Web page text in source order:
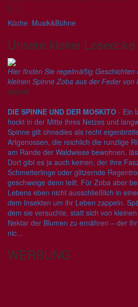
[…]
Küche, Musik&Bühne
Unsere kleine Leseecke
Hier finden Sie regelmäßig
kleinen Spinne Zoba aus der Feder von
aktuell:
DIE SPINNE UND DER MOSKITO - Ein
hockt in der Mitte ihres Netzes und
Spinne gilt ohnedies als recht
Artgenossen, die reichlich die runzlige
am Rande der Waldwiese bewohnen,
Dort gibt es ja auch keinen, der ihre
Schmetterlinge oder glitzernde
geschweige denn teilt. Für Zoba aber
Lebens eben nicht ausschließlich in
dem Insekten um ihr Leben zappeln.
dem sie versuchte, statt sich von
Nektar der Blumen zu ernähren – der
nic...
WERBUNG